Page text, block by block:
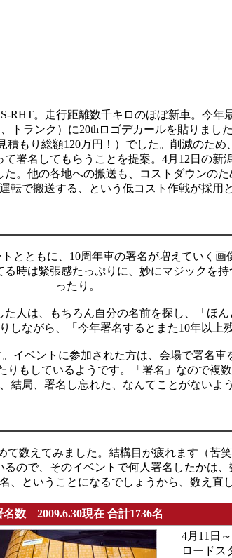
。走行距離数千キロのほぼ新車。今年
トランク）に20thロゴデカールを貼りました
もり総額120万円！）でした。削減のた
署名してもらうことを提案。4月12日の
。他の各地への搬送も、コストダウンの
転で搬送する、という低コスト作戦が採用
とともに、10周年車の署名が増えていく
時は緊張感たっぷりに、妙にマジックを
ったり。
人は、もちろん自分の名前を探し、「ほ
ながら、「今年署名するとまた10年以上
ベントに参加された方は、会場で署名
もしているようです。「署名」なので複
局、署名し忘れた、なんてことがないよ
数えてみました。結構目が疲れます（苦
ので、そのイベントで何人署名したかは
、ということになるでしょうから、数え直
名数 2009.6.30現在 合計1736名
4月11日
ロードス